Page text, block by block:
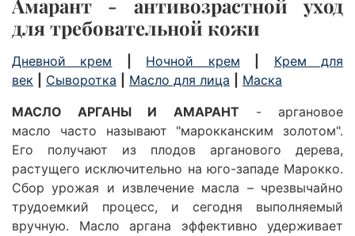
Амарант - антивозрастной уход
для требовательной кожи
Дневной крем Ночной крем
Крем для
век
Сыворотка Масло для лица
Маска
МАСЛО АРГАНЫ И АМАРАНТ -
аргановое
масло
часто называют "марокканским золотом".
Его получают из плодов арганового дерева,
растущего исключительно на юго-западе Марокко.
Сбор урожая и извлечение масла – чрезвычайно
трудоемкий процесс, и сегодня выполняемый
вручную.
Масло аргана
эффективно удерживает